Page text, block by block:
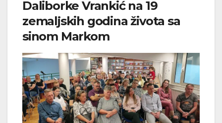
Daliborke Vrankić na 19
zemaljskih godina života sa
sinom Markom